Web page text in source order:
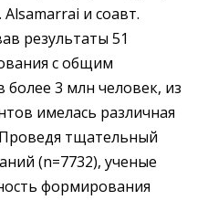
и соавт.
результаты 51
с общим
более 3 млн человек, из
имелась различная
тщательный
(n=7732), ученые
формирования